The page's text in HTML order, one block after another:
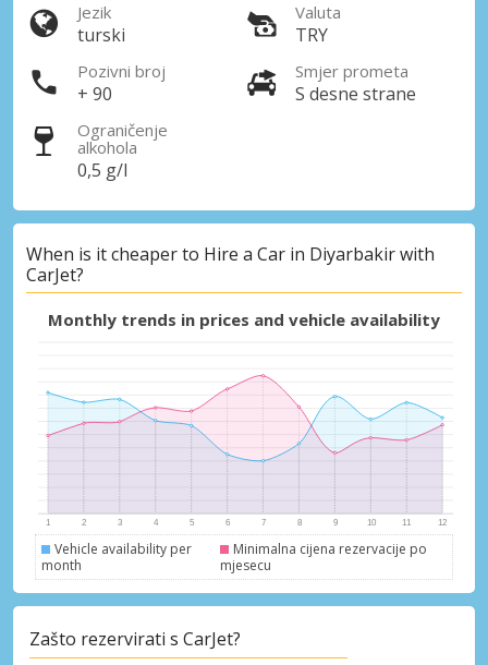
Jezik
turski
Valuta
TRY
Pozivni broj
+ 90
Smjer prometa
S desne strane
Ograničenje
alkohola
0,5 g/l
When is it cheaper to Hire a Car in Diyarbakir with
CarJet?
Monthly trends in prices and vehicle availability
Vehicle availability per
month
Minimalna cijena rezervacije po
mjesecu
Zašto rezervirati s CarJet?
Posebni popusti
Pristupite ekskluzivnim ponudama naših
dobavljača
Prijava putem eLinka